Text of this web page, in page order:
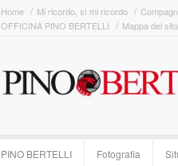
Home Mi ricordo, sì mi ricordo
OFFICINA PINO BERTELLI
Mappa del sito
PINO BERTELLI Fotografia